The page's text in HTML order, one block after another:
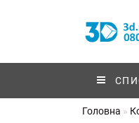
Головна